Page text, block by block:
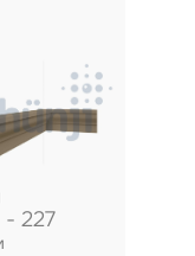
- 227